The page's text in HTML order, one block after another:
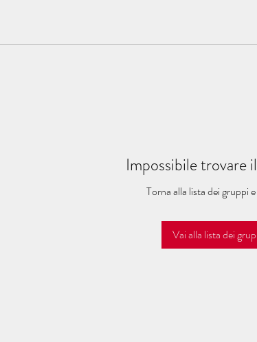
Impossibile trovare
Torna alla lista dei gruppi
Vai alla lista dei